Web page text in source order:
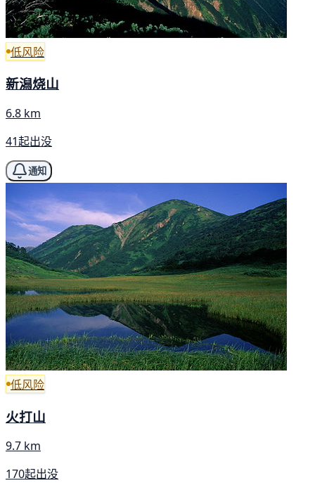
低风险
新潟烧山
6.8 km
41起出没
通知
低风险
火打山
9.7 km
170起出没